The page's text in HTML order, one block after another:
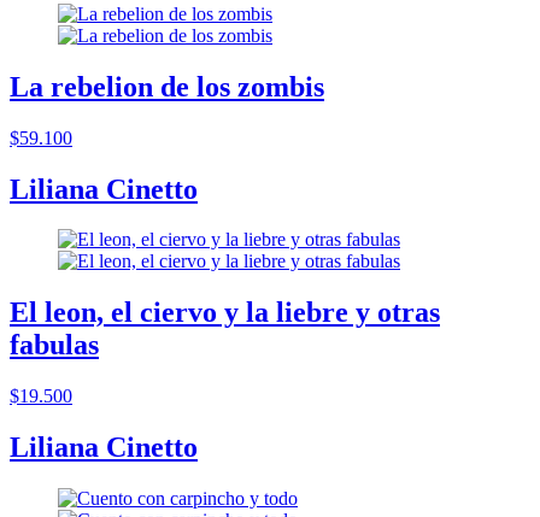
La rebelion de los zombis
$59.100
Liliana Cinetto
El leon, el ciervo y la liebre y otras
fabulas
$19.500
Liliana Cinetto